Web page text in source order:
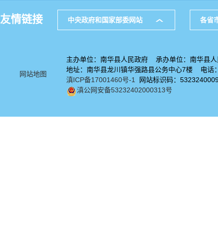
友情链接 中央政府和国家部委网站 各省
网站地图
主办单位：南华县人民政府 承办单位：南华县人
地址：南华县龙川镇华强路县公务中心7楼 电
滇ICP备17001460号-1
网站标识码：
滇公网安备53232402000313号